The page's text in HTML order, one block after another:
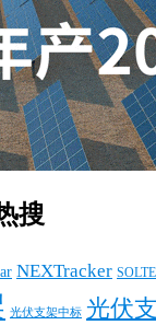
搜
NEXTracker
光伏支架中标 光伏